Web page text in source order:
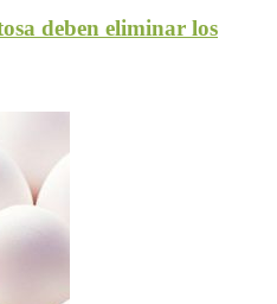
deben eliminar los